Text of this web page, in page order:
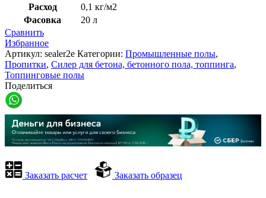
Расход
0,1 кг/м2
Фасовка
20 л
Сравнить
Избранное
Артикул: sealer2e Категории: Промышленные полы,
Пропитки, Силер для бетона, бетонного пола, топпинга,
Топпинговые полы
Поделиться
Заказать расчет Заказать образец